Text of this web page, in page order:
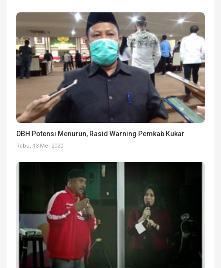
DBH Potensi Menurun, Rasid Warning Pemkab Kukar
Rabu, 13 Mei 2020